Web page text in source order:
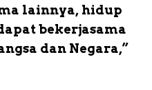
lainnya, hidup
bekerjasama
dan Negara,”